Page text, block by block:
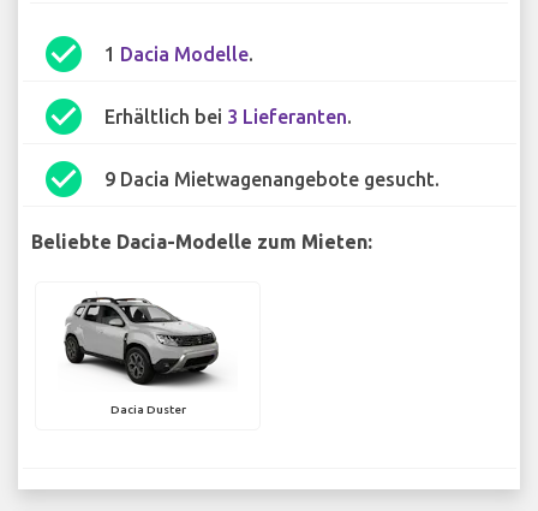
check_circle 1 Dacia Modelle.
check_circle Erhältlich bei 3 Lieferanten.
check_circle 9 Dacia Mietwagenangebote gesucht.
Beliebte Dacia-Modelle zum Mieten:
Dacia Duster